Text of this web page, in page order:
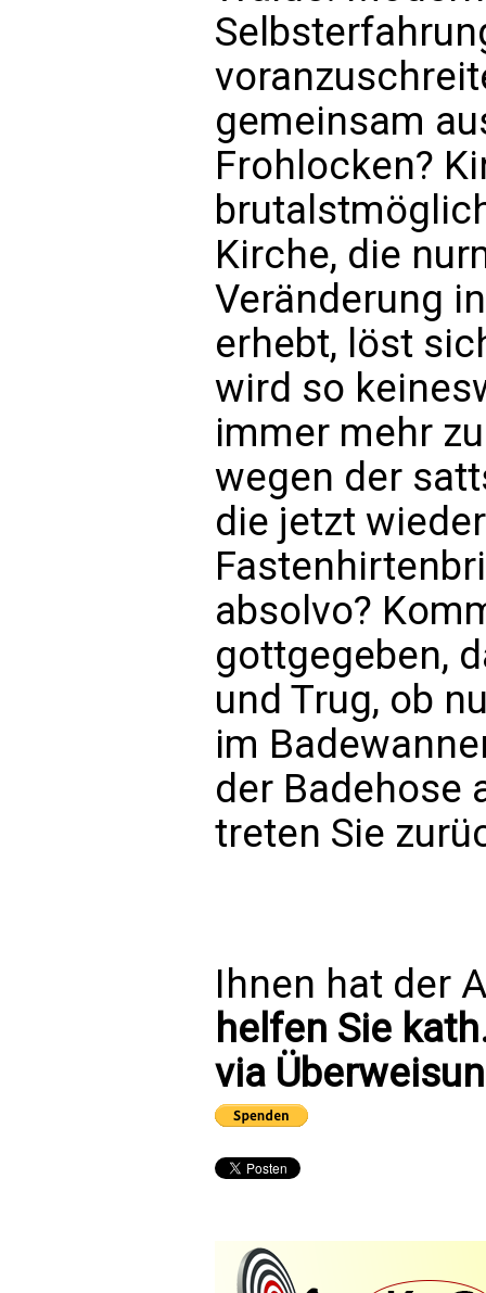
gemeinsam
Frohlocken?
Kirche, die
Veränderung
erhebt, löst
wird so
immer mehr
wegen der
die jetzt
absolvo?
gottgegeben,
und Trug, ob
im
der Badehose
treten Sie
Ihnen hat der
helfen Sie
via